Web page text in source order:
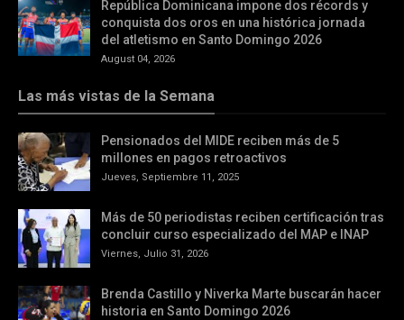
República Dominicana impone dos récords y
conquista dos oros en una histórica jornada
del atletismo en Santo Domingo 2026
August 04, 2026
Las más vistas de la Semana
Pensionados del MIDE reciben más de 5
millones en pagos retroactivos
Jueves, Septiembre 11, 2025
Más de 50 periodistas reciben certificación tras
concluir curso especializado del MAP e INAP
Viernes, Julio 31, 2026
Brenda Castillo y Niverka Marte buscarán hacer
historia en Santo Domingo 2026